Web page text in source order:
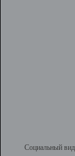
Социальный